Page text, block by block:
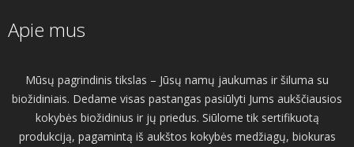
Apie mus
Mūsų pagrindinis tikslas – Jūsų namų jaukumas ir šiluma su
biožidiniais. Dedame visas pastangas pasiūlyti Jums aukščiausios
kokybės biožidinius ir jų priedus. Siūlome tik sertifikuotą
produkciją, pagamintą iš aukštos kokybės medžiagų, biokuras